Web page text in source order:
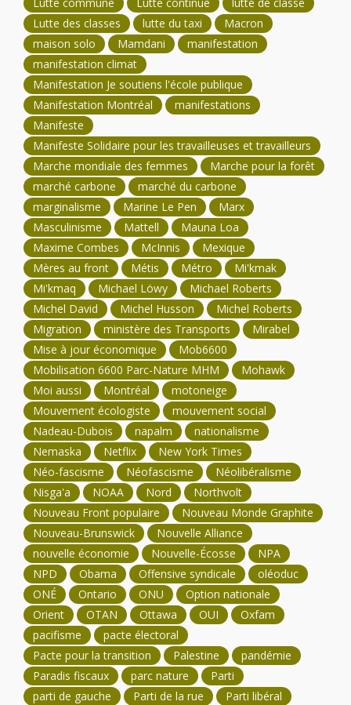
Lutte des classes
lutte du taxi
Macron
maison solo
Mamdani
manifestation
manifestation climat
Manifestation Je soutiens l'école publique
Manifestation Montréal
manifestations
Manifeste
Manifeste Solidaire pour les travailleuses et travailleurs
Marche mondiale des femmes
Marche pour la forêt
marché carbone
marché du carbone
marginalisme
Marine Le Pen
Marx
Masculinisme
Mattell
Mauna Loa
Maxime Combes
McInnis
Mexique
Mères au front
Métis Métro
Mi'kmak
Mi'kmaq
Michael Löwy
Michael Roberts
Michel David
Michel Husson
Michel Roberts
Migration
ministère des Transports
Mirabel
Mise à jour économique
Mob6600
Mobilisation 6600 Parc-Nature MHM
Mohawk
Moi aussi
Montréal
motoneige
Mouvement écologiste
mouvement social
Nadeau-Dubois
napalm
nationalisme
Nemaska
Netflix
New York Times
Néo-fascisme
Néofascisme
Néolibéralisme
Nisga'a
NOAA Nord
Northvolt
Nouveau Front populaire
Nouveau Monde Graphite
Nouveau-Brunswick
Nouvelle Alliance
nouvelle économie
Nouvelle-Écosse
NPA
NPD
Obama Offensive syndicale
oléoduc
ONÉ
Ontario ONU
Option nationale
Orient
OTAN Ottawa OUI
Oxfam
pacifisme
pacte électoral
Pacte pour la transition
Palestine
pandémie
Paradis fiscaux
parc nature
Parti
parti de gauche
Parti de la rue
Parti libéral